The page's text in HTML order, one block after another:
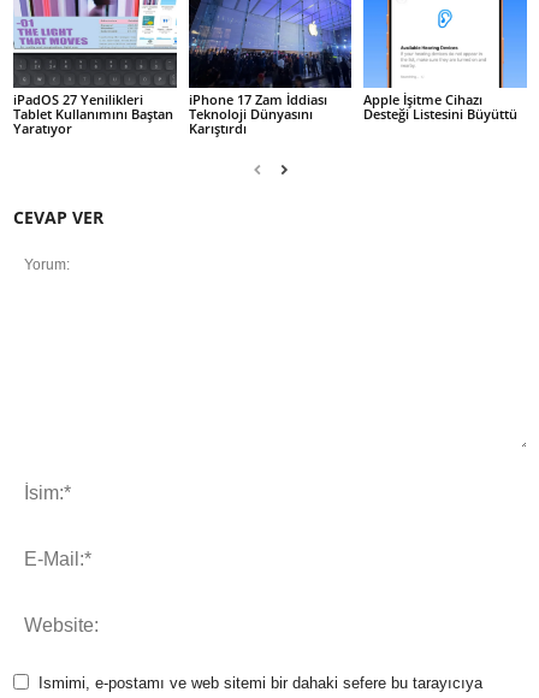
iPadOS 27 Yenilikleri
Tablet Kullanımını Baştan
Yaratıyor
iPhone 17 Zam İddiası
Teknoloji Dünyasını
Karıştırdı
Apple İşitme Cihazı
Desteği Listesini Büyüttü
CEVAP VER
Ismimi, e-postamı ve web sitemi bir dahaki sefere bu tarayıcıya